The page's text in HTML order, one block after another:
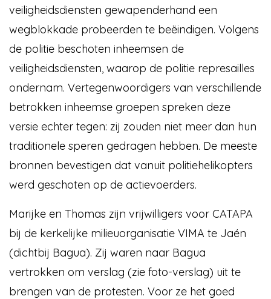
veiligheidsdiensten gewapenderhand een
wegblokkade probeerden te beëindigen. Volgens
de politie beschoten inheemsen de
veiligheidsdiensten, waarop de politie represailles
ondernam. Vertegenwoordigers van verschillende
betrokken inheemse groepen spreken deze
versie echter tegen: zij zouden niet meer dan hun
traditionele speren gedragen hebben. De meeste
bronnen bevestigen dat vanuit politiehelikopters
werd geschoten op de actievoerders.
Marijke en Thomas zijn vrijwilligers voor CATAPA
bij de kerkelijke milieuorganisatie VIMA te Jaén
(dichtbij Bagua). Zij waren naar Bagua
vertrokken om verslag (zie foto-verslag) uit te
brengen van de protesten. Voor ze het goed